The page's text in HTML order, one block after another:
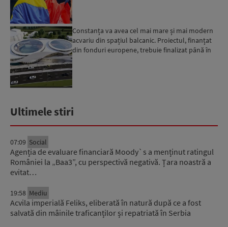
Constanța va avea cel mai mare și mai modern
acvariu din spațiul balcanic. Proiectul, finanțat
din fonduri europene, trebuie finalizat până în
Ultimele stiri
07:09 Social
Agenția de evaluare financiară Moody`s a menținut ratingul
României la „Baa3”, cu perspectivă negativă. Țara noastră a
evitat…
19:58 Mediu
Acvila imperială Feliks, eliberată în natură după ce a fost
salvată din mâinile traficanților și repatriată în Serbia